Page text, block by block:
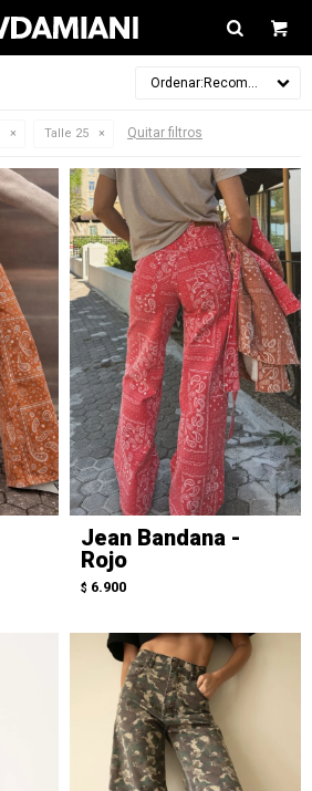
Recomendados
Talle 25 Quitar filtros
Jean Bandana -
Rojo
$ 6.900